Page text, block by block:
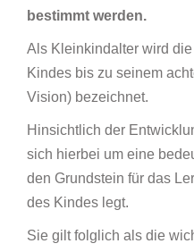
bestimmt werden.
Als Kleinkindalter wird
Kindes bis zu seinem
Vision) bezeichnet.
Hinsichtlich der
sich hierbei um eine
den Grundstein für das
des Kindes legt.
Sie gilt folglich als die